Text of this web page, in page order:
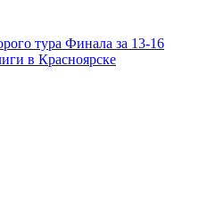
тура Финала за 13-16
в Красноярске